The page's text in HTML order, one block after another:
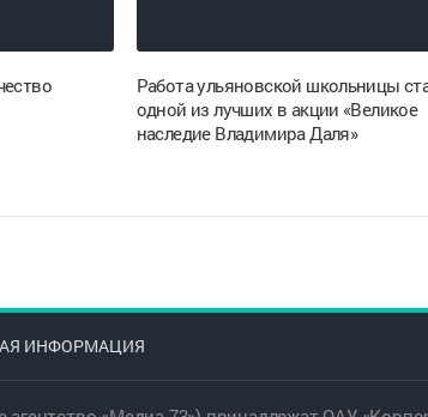
Работа ульяновской школьницы
одной из лучших в акции «Великое
наследие Владимира Даля»
ИНФОРМАЦИЯ